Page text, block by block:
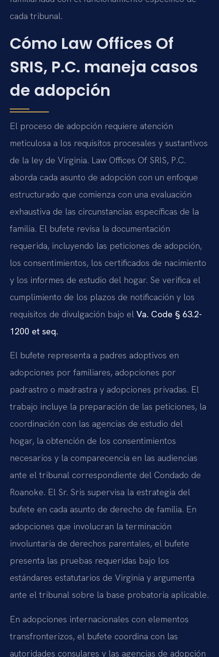
cada tribunal.
Cómo Law Offices Of
SRIS, P.C. maneja casos
de adopción
El proceso de adopción requiere atención
meticulosa a los requisitos procesales y sustantivos
de la ley de Virginia. Law Offices Of SRIS, P.C.
aborda cada asunto de adopción con un enfoque
estructurado que comienza con una evaluación
exhaustiva de las circunstancias específicas de la
familia. El bufete revisa la documentación
requerida, incluyendo las peticiones de adopción,
los consentimientos, los certificados de nacimiento
y los informes de estudio del hogar. Se verifica el
cumplimiento de los plazos de notificación y los
requisitos de divulgación bajo el Va. Code § 63.2-
1200 et seq.
El bufete representa a padres adoptivos en
adopciones por familiares, adopciones por
padrastro o madrastra y adopciones privadas. El
trabajo incluye la preparación de las peticiones, la
coordinación con las agencias de estudio del
hogar, la obtención de los consentimientos
necesarios y la comparecencia en las audiencias
ante el tribunal correspondiente del Condado de
Roanoke. El Sr. Sris supervisa la estrategia del
bufete en cada asunto de derecho de familia. En
adopciones que involucran la terminación
involuntaria de derechos parentales, el bufete
presenta las pruebas requeridas bajo los
estándares estatutarios de Virginia y argumenta
ante el tribunal sobre la base probatoria aplicable.
En adopciones internacionales con elementos
transfronterizos, el bufete coordina con las
autoridades consulares y las agencias de adopción